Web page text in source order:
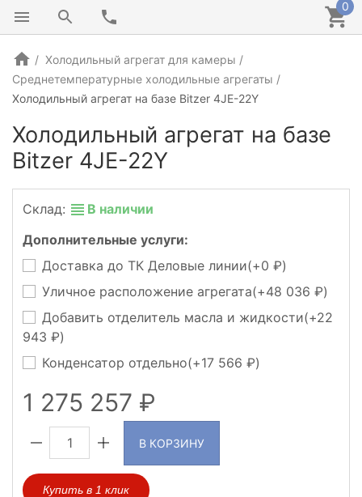
0
Холодильный агрегат для камеры
Среднетемпературные холодильные агрегаты
Холодильный агрегат на базе Bitzer 4JE-22Y
Холодильный агрегат на базе
Bitzer 4JE-22Y
Склад:
В наличии
Дополнительные услуги:
Доставка до ТК Деловые линии(+0
)
Уличное расположение агрегата(+48 036
)
Добавить отделитель масла и жидкости(+22
943
)
Конденсатор отдельно(+17 566 )
1 275 257
В КОРЗИНУ
Купить в 1 клик